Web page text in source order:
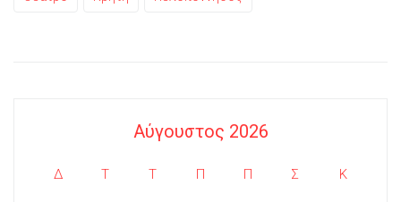
Αύγουστος 2026
Δ Τ Τ Π Π Σ Κ